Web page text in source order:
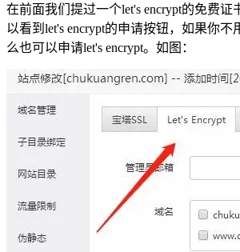
在前面我们提过一个let's encrypt的免费
以看到let's encrypt的申请按钮，如果你不
么也可以申请let's encrypt。如图：